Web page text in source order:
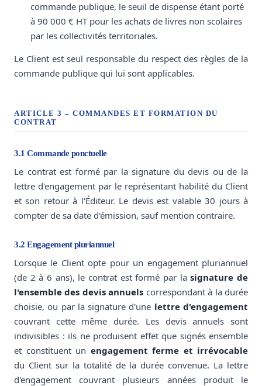
commande publique, le seuil de dispense étant porté
à 90 000 € HT pour les achats de livres non scolaires
par les collectivités territoriales.
Le Client est seul responsable du respect des règles de la
commande publique qui lui sont applicables.
ARTICLE 3 – COMMANDES ET FORMATION DU
CONTRAT
3.1 Commande ponctuelle
Le contrat est formé par la signature du devis ou de la
lettre d'engagement par le représentant habilité du Client
et son retour à l'Éditeur. Le devis est valable 30 jours à
compter de sa date d'émission, sauf mention contraire.
3.2 Engagement pluriannuel
Lorsque le Client opte pour un engagement pluriannuel
(de 2 à 6 ans), le contrat est formé par lasignature de
l'ensemble des devis annuels correspondant à la durée
choisie, ou par la signature d'une lettre d'engagement
couvrant cette même durée. Les devis annuels sont
indivisibles : ils ne produisent effet que signés ensemble
et constituent un engagement ferme et irrévocable
du Client sur la totalité de la durée convenue. La lettre
d'engagement couvrant plusieurs années produit le